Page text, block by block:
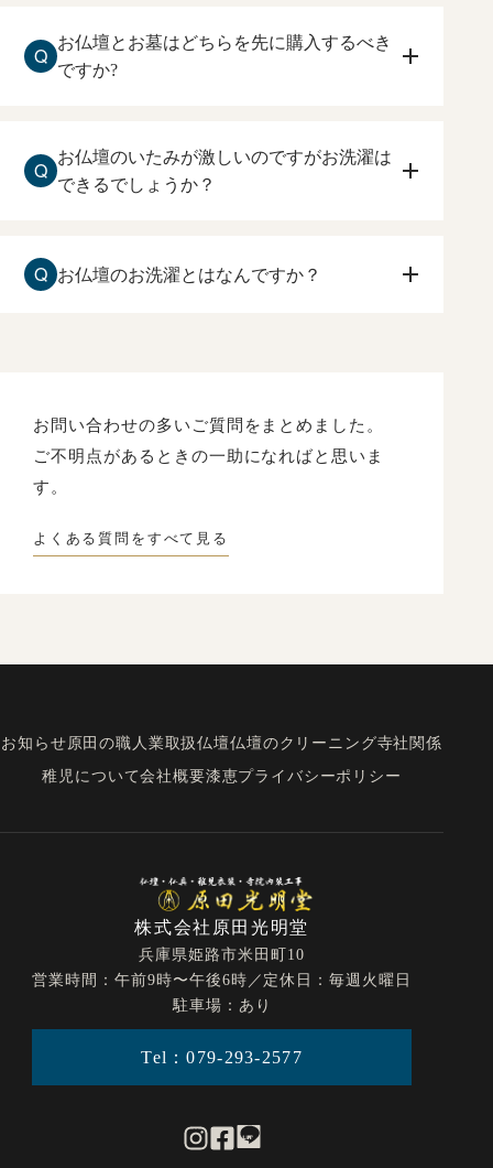
Q
お仏壇とお墓はどちらを先に購入するべき
ですか?
住まいしている方が、ご本尊、ご先祖様に手を合
わすお仏壇を先に購入するのをおすすめ致しま
Q
お仏壇のいたみが激しいのですがお洗濯は
できるでしょうか？
す。
Q お仏壇のお洗濯とはなんですか？
新品同様にもとの姿にもどすことです。
お問い合わせの多いご質問をまとめました。
ご不明点があるときの一助になればと思いま
す。
よくある質問をすべて見る
お知らせ原田の職人業取扱仏壇仏壇のクリーニング寺社関係
稚児について会社概要漆恵プライバシーポリシー
株式会社原田光明堂
兵庫県姫路市米田町10
営業時間：午前9時〜午後6時／定休日：毎週火曜日
駐車場：あり
Tel：079-293-2577